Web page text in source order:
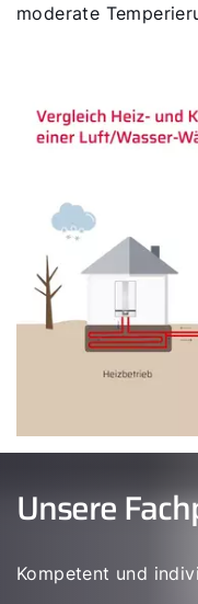
moderate
Unsere
Kompetent und